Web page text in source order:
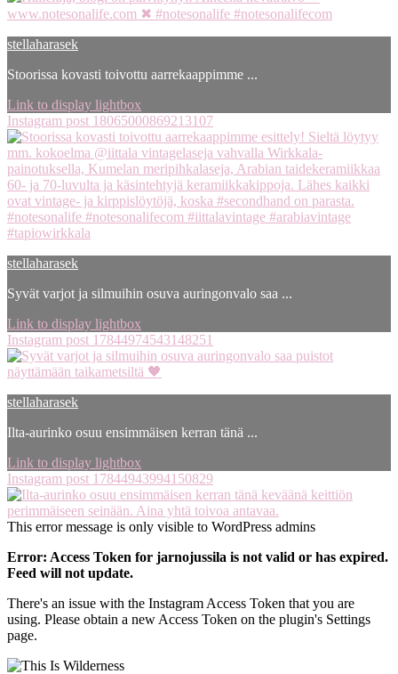
stellaharasek
Stoorissa kovasti toivottu aarrekaappimme ...
Link to display lightbox
Instagram post 18065000869213107
stellaharasek
Syvät varjot ja silmuihin osuva auringonvalo saa ...
Link to display lightbox
Instagram post 17844974543148251
stellaharasek
Ilta-aurinko osuu ensimmäisen kerran tänä ...
Link to display lightbox
Instagram post 17844943994150829
This error message is only visible to WordPress admins
Error: Access Token for jarnojussila is not valid or has expired.
Feed will not update.
There's an issue with the Instagram Access Token that you are
using. Please obtain a new Access Token on the plugin's Settings
page.